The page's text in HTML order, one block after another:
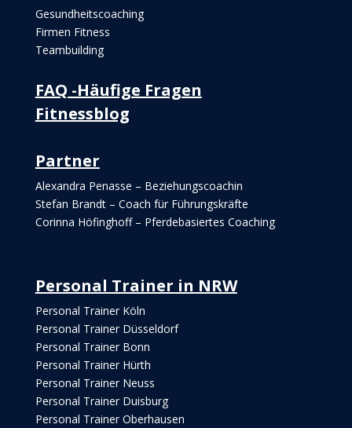
Gesundheitscoaching
Firmen Fitness
Teambuilding
FAQ -Häufige Fragen
Fitnessblog
Partner
Alexandra Penasse – Beziehungscoachin
Stefan Brandt – Coach für Führungskräfte
Corinna Höfinghoff – Pferdebasiertes Coaching
Personal Trainer in NRW
Personal Trainer Köln
Personal Trainer Düsseldorf
Personal Trainer Bonn
Personal Trainer Hürth
Personal Trainer Neuss
Personal Trainer Duisburg
Personal Trainer Oberhausen